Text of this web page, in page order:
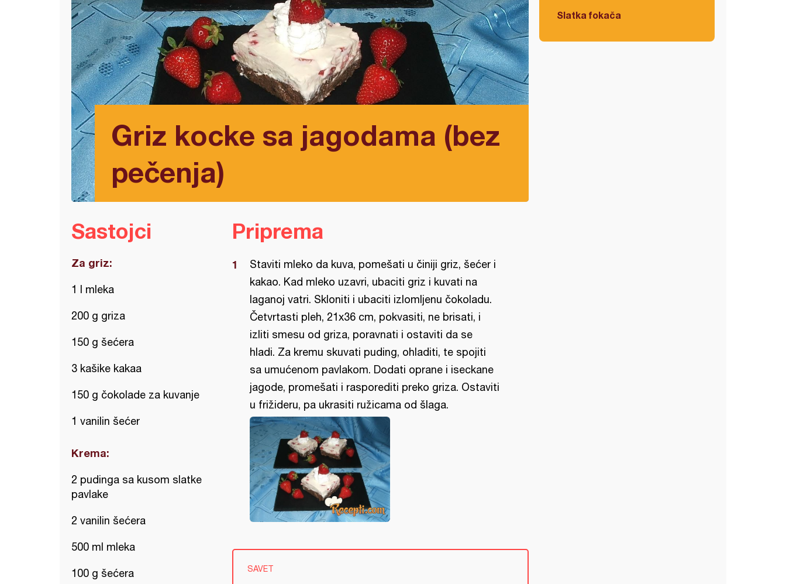
Griz kocke sa jagodama (bez
pečenja)
Slatka fokača
Sastojci
Za griz:
1 l mleka
200 g griza
150 g šećera
3 kašike kakaa
150 g čokolade za kuvanje
1 vanilin šećer
Krema:
2 pudinga sa kusom slatke
pavlake
2 vanilin šećera
500 ml mleka
100 g šećera
Priprema
Staviti mleko da kuva, pomešati u činiji griz, šećer i
kakao. Kad mleko uzavri, ubaciti griz i kuvati na
laganoj vatri. Skloniti i ubaciti izlomljenu čokoladu.
Četvrtasti pleh, 21x36 cm, pokvasiti, ne brisati, i
izliti smesu od griza, poravnati i ostaviti da se
hladi. Za kremu skuvati puding, ohladiti, te spojiti
sa umućenom pavlakom. Dodati oprane i iseckane
jagode, promešati i rasporediti preko griza. Ostaviti
u frižideru, pa ukrasiti ružicama od šlaga.
SAVET